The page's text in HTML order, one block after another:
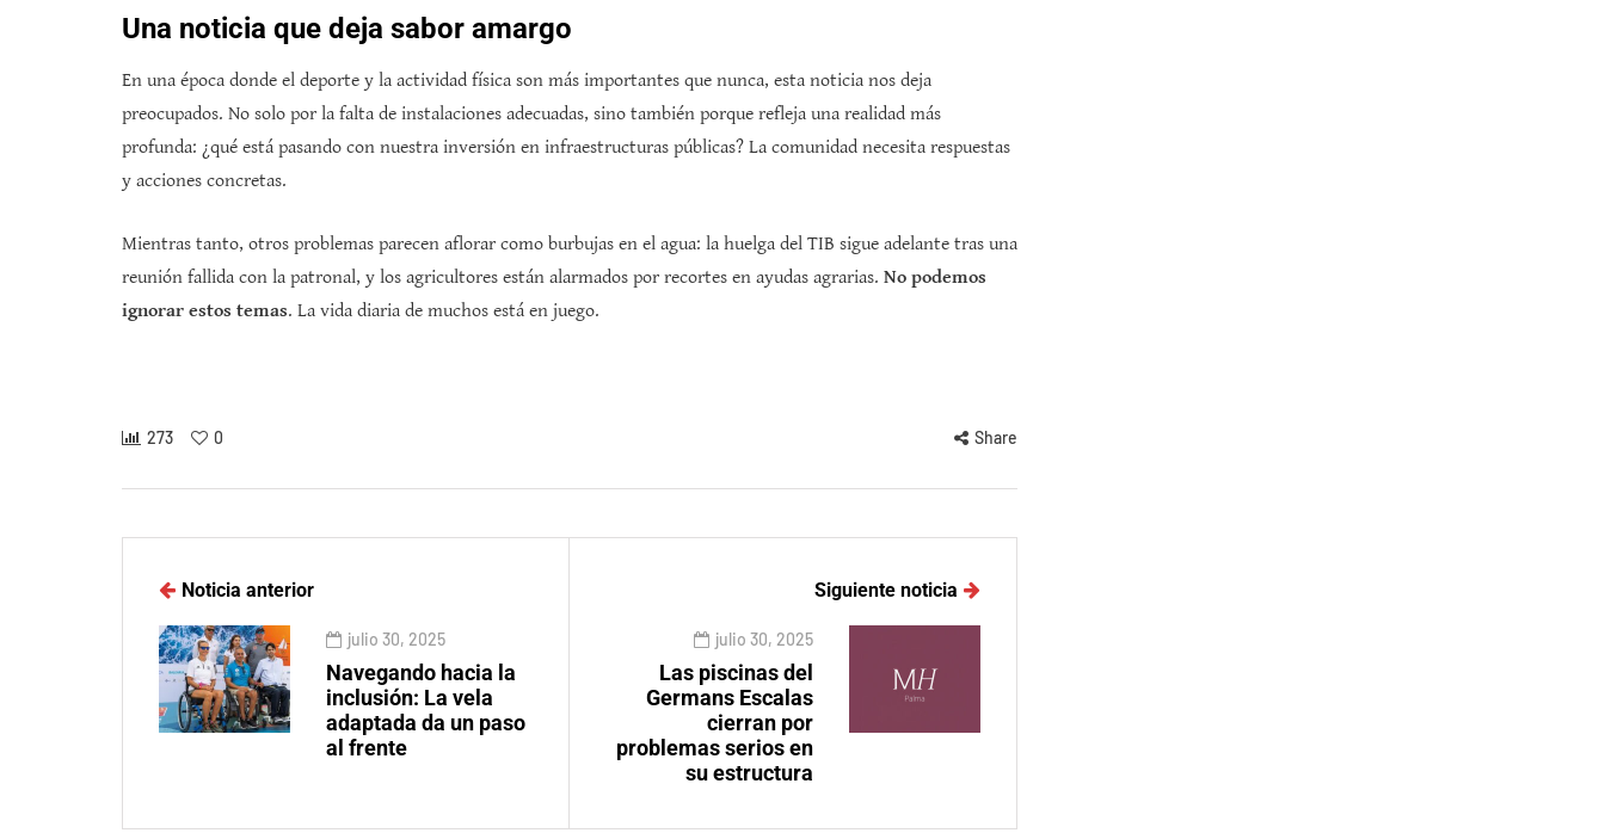
Una noticia que deja sabor amargo
En una época donde el deporte y la actividad física son más importantes que nunca, esta noticia nos deja
preocupados. No solo por la falta de instalaciones adecuadas, sino también porque refleja una realidad más
profunda: ¿qué está pasando con nuestra inversión en infraestructuras públicas? La comunidad necesita respuestas
y acciones concretas.
Mientras tanto, otros problemas parecen aflorar como burbujas en el agua: la huelga del TIB sigue adelante tras una
reunión fallida con la patronal, y los agricultores están alarmados por recortes en ayudas agrarias. No podemos
ignorar estos temas. La vida diaria de muchos está en juego.
273 0 Share
Noticia anterior
julio 30, 2025
Navegando hacia la
inclusión: La vela
adaptada da un paso
al frente
Siguiente noticia
julio 30, 2025
Las piscinas del
Germans Escalas
cierran por
problemas serios en
su estructura